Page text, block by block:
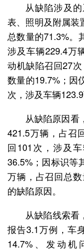
从缺陷涉及
表、照明及附属装
总数量的71.3%。
涉及车辆229.4万
动机缺陷召回27
数量的19.7%；因
次，涉及车辆
从缺陷原因看
421.5万辆，占召
回101次，涉及
36.5%；因标识等
万辆，占召回总
的缺陷原因。
从缺陷线索看
报告3.1万例，车
14.7%、发动机